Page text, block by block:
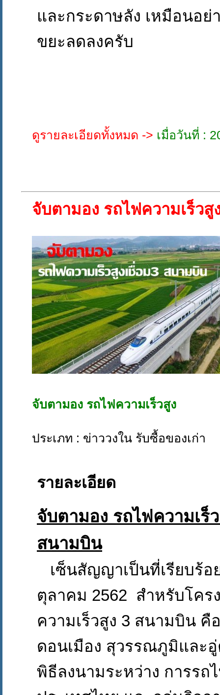
และกระดาษลัง เหมือนอ
ขยะลดลงครับ
ดูรายละเอียดทั้งหมด -> เมื่อวันที่ :
จับตามอง รถไฟความเร็วสู
จับตามอง รถไฟความเร็วสูง
ประเภท : ข่าววงใน รับซื้อของเก่า
รายละเอียด
จับตามอง รถไฟความเร็
สนามบิน
เซ็นสัญญาเป็นที่เรียบร้อ
ตุลาคม 2562 สำหรับโคร
ความเร็วสูง 3 สนามบิน
ดอนเมือง สุวรรณภูมิและอู่
พิธีลงนามระหว่าง การรถ